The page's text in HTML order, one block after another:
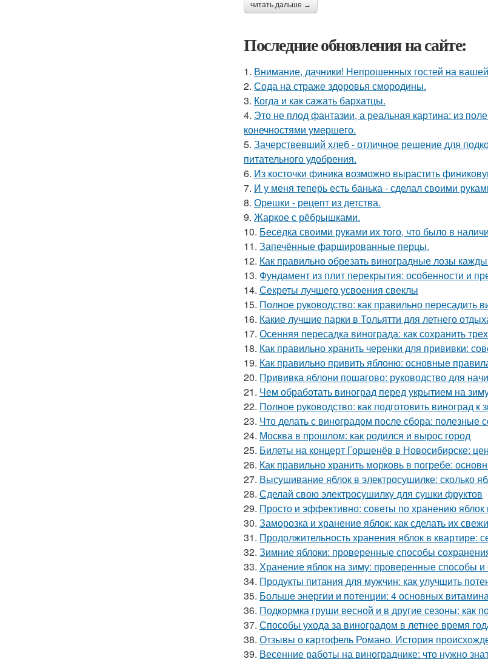
читать дальше →
Последние обновления на сайте:
1. Внимание, дачники! Непрошенных гостей на вашей
2. Сода на страже здоровья смородины.
3. Когда и как сажать бархатцы.
4. Это не плод фантазии, а реальная картина: из
конечностями умершего.
5. Зачерствевший хлеб - отличное решение для
питательного удобрения.
6. Из косточки финика возможно вырастить
7. И у меня теперь есть банька - сделал своими
8. Орешки - рецепт из детства.
9. Жаркое с рёбрышками.
10. Беседка своими руками их того, что было в
11. Запечённые фаршированные перцы.
12. Как правильно обрезать виноградные лозы
13. Фундамент из плит перекрытия: особенности и
14. Секреты лучшего усвоения свеклы
15. Полное руководство: как правильно пересадить
16. Какие лучшие парки в Тольятти для летнего
17. Осенняя пересадка винограда: как сохранить
18. Как правильно хранить черенки для прививки:
19. Как правильно привить яблоню: основные
20. Прививка яблони пошагово: руководство для
21. Чем обработать виноград перед укрытием на
22. Полное руководство: как подготовить виноград к
23. Что делать с виноградом после сбора: полезные
24. Москва в прошлом: как родился и вырос город
25. Билеты на концерт Горшенёв в Новосибирске:
26. Как правильно хранить морковь в погребе:
27. Высушивание яблок в электросушилке: сколько
28. Сделай свою электросушилку для сушки фруктов
29. Просто и эффективно: советы по хранению
30. Заморозка и хранение яблок: как сделать их
31. Продолжительность хранения яблок в квартире:
32. Зимние яблоки: проверенные способы
33. Хранение яблок на зиму: проверенные способы и
34. Продукты питания для мужчин: как улучшить
35. Больше энергии и потенции: 4 основных
36. Подкормка груши весной и в другие сезоны: как
37. Способы ухода за виноградом в летнее время
38. Отзывы о картофель Романо. История
39. Весенние работы на винограднике: что нужно